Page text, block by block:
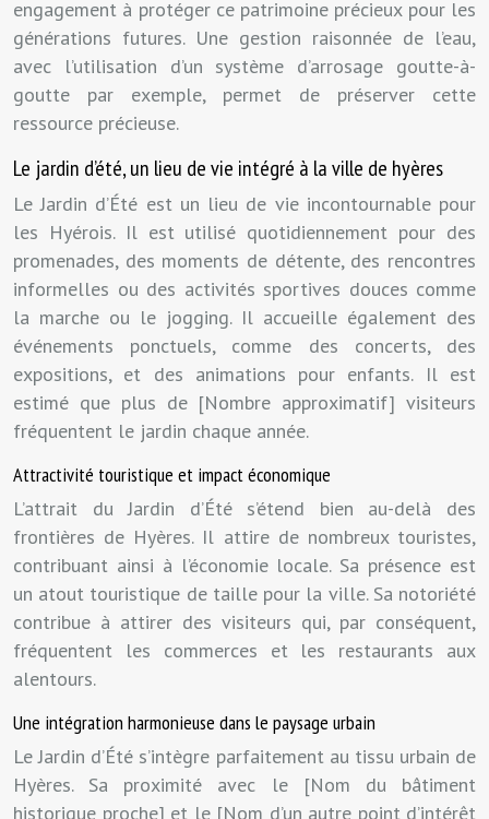
engagement à protéger ce patrimoine précieux pour les
générations futures. Une gestion raisonnée de l’eau,
avec l’utilisation d’un système d’arrosage goutte-à-
goutte par exemple, permet de préserver cette
ressource précieuse.
Le jardin d’été, un lieu de vie intégré à la ville de hyères
Le Jardin d’Été est un lieu de vie incontournable pour
les Hyérois. Il est utilisé quotidiennement pour des
promenades, des moments de détente, des rencontres
informelles ou des activités sportives douces comme
la marche ou le jogging. Il accueille également des
événements ponctuels, comme des concerts, des
expositions, et des animations pour enfants. Il est
estimé que plus de [Nombre approximatif] visiteurs
fréquentent le jardin chaque année.
Attractivité touristique et impact économique
L’attrait du Jardin d’Été s’étend bien au-delà des
frontières de Hyères. Il attire de nombreux touristes,
contribuant ainsi à l’économie locale. Sa présence est
un atout touristique de taille pour la ville. Sa notoriété
contribue à attirer des visiteurs qui, par conséquent,
fréquentent les commerces et les restaurants aux
alentours.
Une intégration harmonieuse dans le paysage urbain
Le Jardin d’Été s’intègre parfaitement au tissu urbain de
Hyères. Sa proximité avec le [Nom du bâtiment
historique proche] et le [Nom d’un autre point d’intérêt